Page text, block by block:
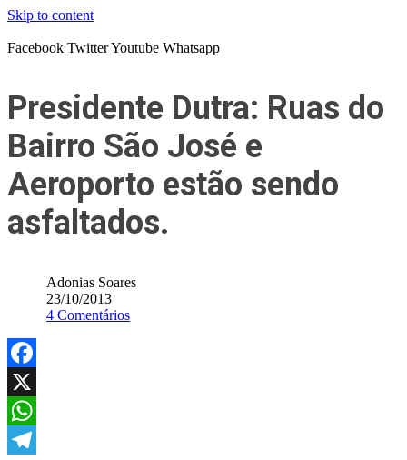
Skip to content
Facebook TwitterYoutube Whatsapp
Presidente Dutra: Ruas do
Bairro São José e
Aeroporto estão sendo
asfaltados.
Adonias Soares
23/10/2013
4 Comentários
Facebook
X
WhatsApp